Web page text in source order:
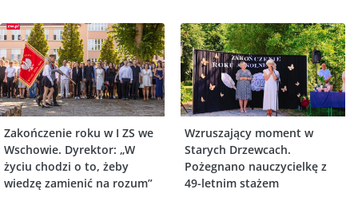
Zakończenie roku w I ZS we
Wschowie. Dyrektor: „W
życiu chodzi o to, żeby
wiedzę zamienić na rozum”
Wzruszający moment w
Starych Drzewcach.
Pożegnano nauczycielkę z
49-letnim stażem